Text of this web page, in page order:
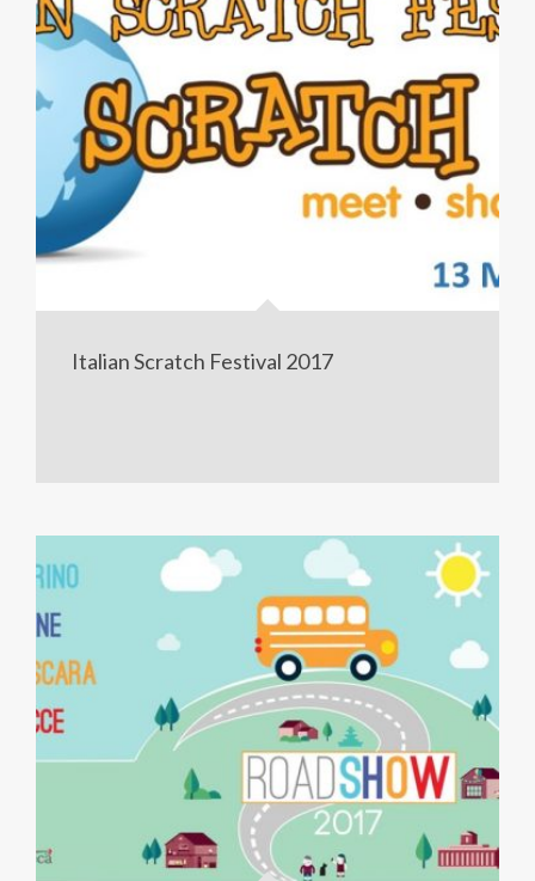
Italian Scratch Festival 2017